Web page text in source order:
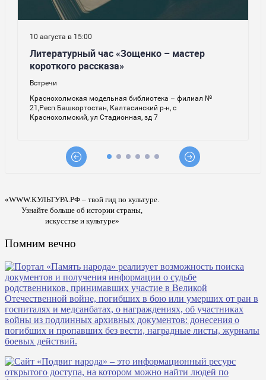
«WWW.КУЛЬТУРА.РФ – твой гид по культуре.
Узнайте больше об истории страны,
искусстве и культуре»
Помним вечно